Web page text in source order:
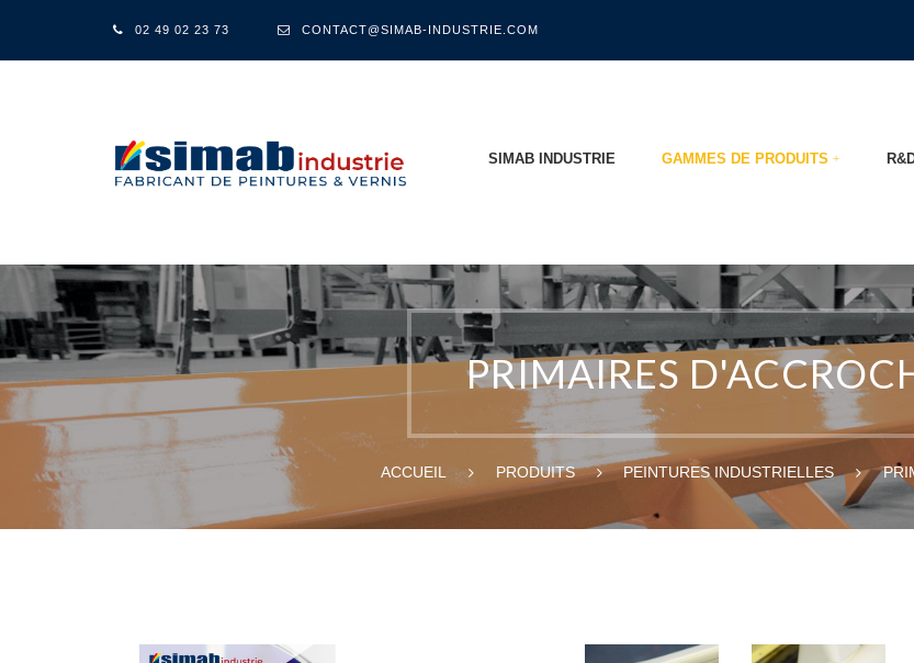
02 49 02 23 73 CONTACT@SIMAB-INDUSTRIE.COM
SIMAB INDUSTRIE GAMMES DE PRODUITS
PRIMAIRES
ACCUEIL PRODUITS PEINTURES INDUSTRIELLES